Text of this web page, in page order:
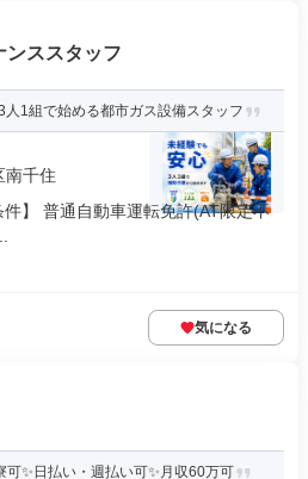
ンススタッフ
1組で始める都市ガス設備スタッフ
南千住
】 普通自動車運転免許(AT限定不
気になる
可✨日払い・週払い可✨月収60万可